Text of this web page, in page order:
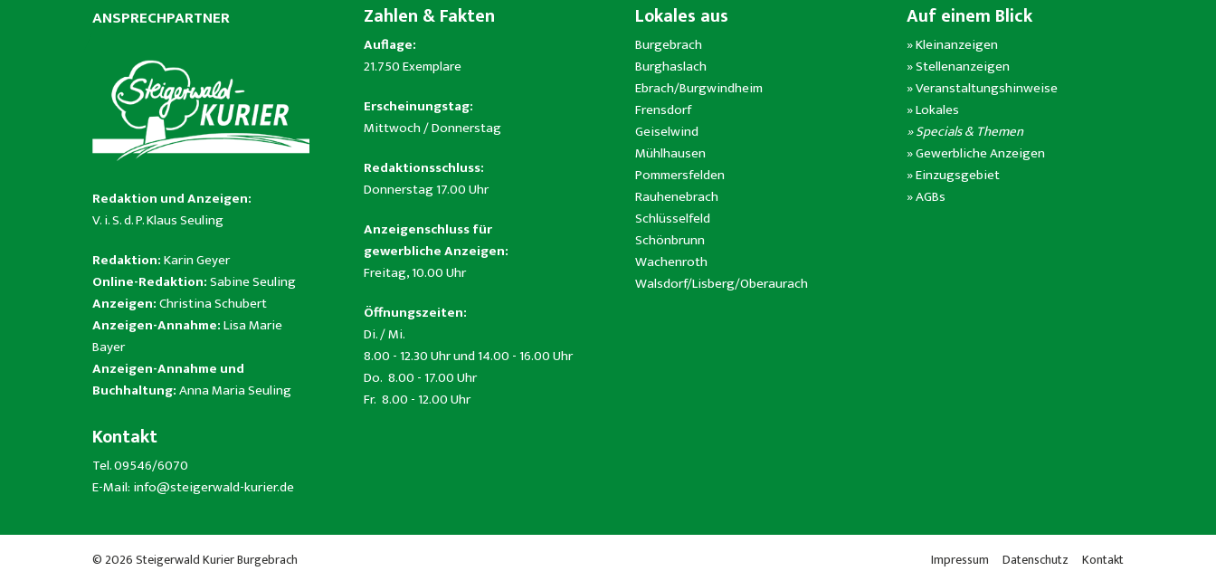
ANSPRECHPARTNER
Redaktion und Anzeigen:
V. i. S. d. P. Klaus Seuling
Redaktion:Karin Geyer
Online-Redaktion:Sabine Seuling
Anzeigen:Christina Schubert
Anzeigen-Annahme:Lisa Marie
Bayer
Anzeigen-Annahme und
Buchhaltung:Anna Maria Seuling
Kontakt
Tel. 09546/6070
E-Mail: info@steigerwald-kurier.de
Zahlen & Fakten
Auflage:
21.750 Exemplare
Erscheinungstag:
Mittwoch / Donnerstag
Redaktionsschluss:
Donnerstag 17.00 Uhr
Anzeigenschluss für
gewerbliche Anzeigen:
Freitag, 10.00 Uhr
Öffnungszeiten:
Di. / Mi.
8.00 - 12.30 Uhr und 14.00 - 16.00 Uhr
Do. 8.00 - 17.00 Uhr
Fr. 8.00 - 12.00 Uhr
Lokales aus
Burgebrach
Burghaslach
Ebrach/Burgwindheim
Frensdorf
Geiselwind
Mühlhausen
Pommersfelden
Rauhenebrach
Schlüsselfeld
Schönbrunn
Wachenroth
Walsdorf/Lisberg/Oberaurach
Auf einem Blick
»Kleinanzeigen
»Stellenanzeigen
»Veranstaltungshinweise
»Lokales
» Specials & Themen
»Gewerbliche Anzeigen
»Einzugsgebiet
»AGBs
Impressum Datenschutz Kontakt
© 2026 Steigerwald Kurier Burgebrach